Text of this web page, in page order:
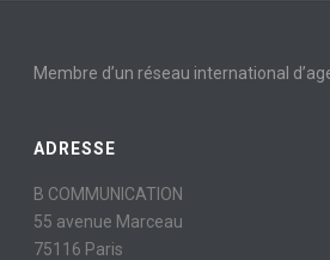
Membre d’un réseau international
ADRESSE
B COMMUNICATION
55 avenue Marceau
75116 Paris